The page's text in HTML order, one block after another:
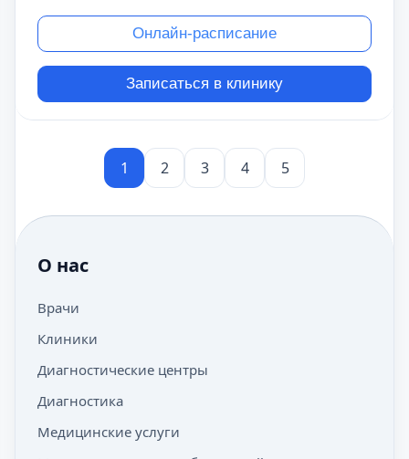
Онлайн-расписание
Записаться в клинику
1 2 3 4 5
О нас
Врачи
Клиники
Диагностические центры
Диагностика
Медицинские услуги